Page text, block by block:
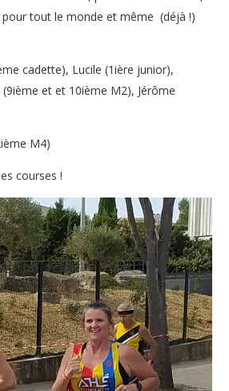
pour tout le monde et même (déjà !)
cadette), Lucile (1ière junior),
et et 10ième M2), Jérôme
M4)
courses !